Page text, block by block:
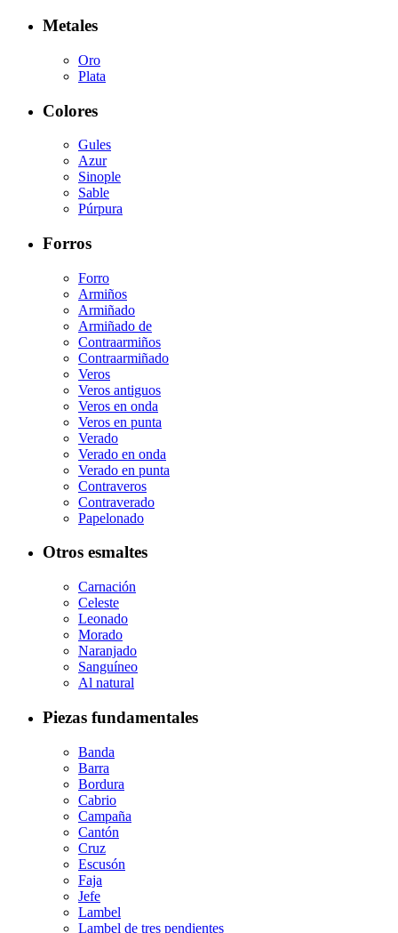
Metales
Oro
Plata
Colores
Gules
Azur
Sinople
Sable
Púrpura
Forros
Forro
Armiños
Armiñado
Armiñado de
Contraarmiños
Contraarmiñado
Veros
Veros antiguos
Veros en onda
Veros en punta
Verado
Verado en onda
Verado en punta
Contraveros
Contraverado
Papelonado
Otros esmaltes
Carnación
Celeste
Leonado
Morado
Naranjado
Sanguíneo
Al natural
Piezas fundamentales
Banda
Barra
Bordura
Cabrio
Campaña
Cantón
Cruz
Escusón
Faja
Jefe
Lambel
Lambel de tres pendientes